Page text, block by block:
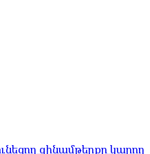
զինամթերքը կարող